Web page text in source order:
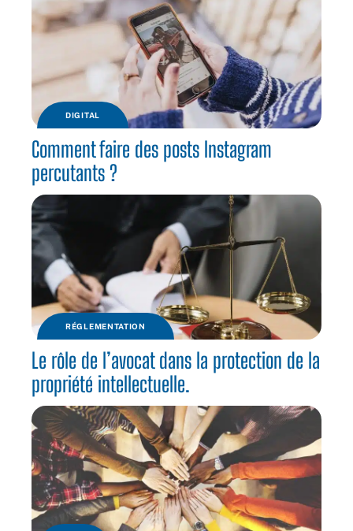
DIGITAL
Comment faire des posts Instagram
percutants ?
RÉGLEMENTATION
Le rôle de l’avocat dans la protection de la
propriété intellectuelle.